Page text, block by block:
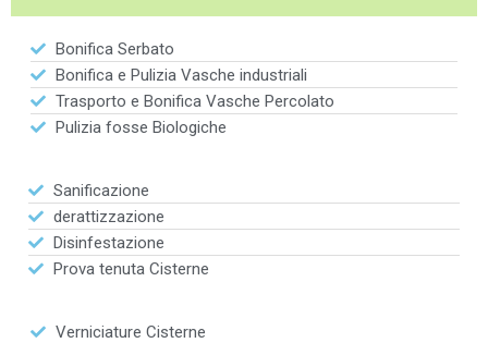
Bonifica Serbato
Bonifica e Pulizia Vasche industriali
Trasporto e Bonifica Vasche Percolato
Pulizia fosse Biologiche
Sanificazione
derattizzazione
Disinfestazione
Prova tenuta Cisterne
Verniciature Cisterne